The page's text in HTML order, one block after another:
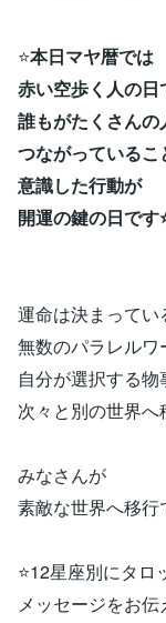
⭐本日マヤ暦では
赤い空歩く人の日
誰もがたくさんの
つながっているこ
意識した行動が
開運の鍵の日です
運命は決まってい
無数のパラレル
自分が選択する物
次々と別の世界
みなさんが
素敵な世界へ移行
⭐12星座別にタロ
メッセージをお